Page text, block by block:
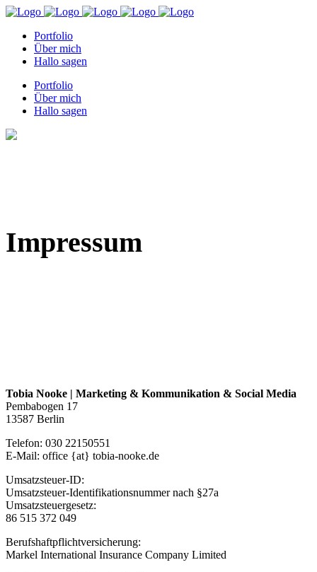
Portfolio
Über mich
Hallo sagen
Portfolio
Über mich
Hallo sagen
Impressum
Tobia Nooke | Marketing & Kommunikation & Social Media
Pembabogen 17
13587 Berlin
Telefon: 030 22150551
E-Mail: office {at} tobia-nooke.de
Umsatzsteuer-ID:
Umsatzsteuer-Identifikationsnummer nach §27a
Umsatzsteuergesetz:
86 515 372 049
Berufshaftpflichtversicherung:
Markel International Insurance Company Limited